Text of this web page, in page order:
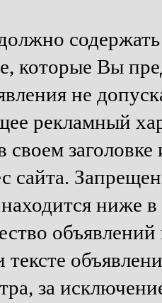
которые Вы
не
рекламный
заголовке
сайта.
находится ниже
за